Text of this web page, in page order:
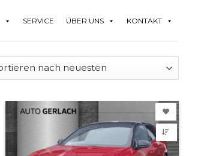
SERVICE ÜBER UNS KONTAKT